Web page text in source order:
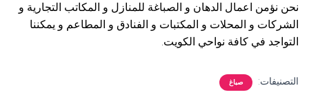
نحن نؤمن اعمال الدهان و الصباغة للمنازل و المكاتب التجارية و
الشركات و المحلات و المكتبات و الفنادق و المطاعم و يمكننا
التواجد في كافة نواحي الكويت.
التصنيفات: صباغ